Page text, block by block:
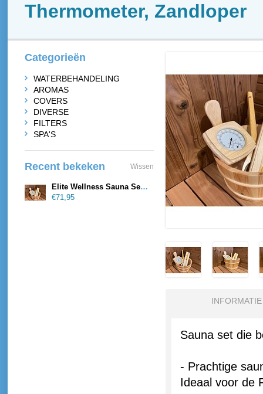
Thermometer, Zandloper
INFORMATIE
Sauna set die
- Prachtige
Ideaal voor de
Categorieën
WATERBEHANDELING
AROMAS
COVERS
DIVERSE
FILTERS
SPA'S
Recent bekeken Wissen
Elite Wellness Sauna Set Compleet
€71,95